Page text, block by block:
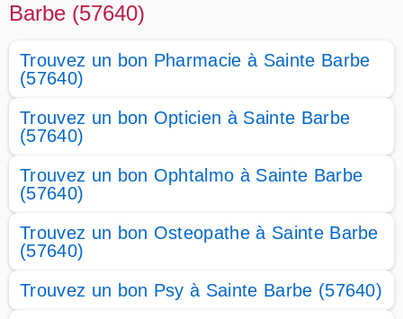
Barbe (57640)
Trouvez un bon Pharmacie à Sainte Barbe
(57640)
Trouvez un bon Opticien à Sainte Barbe
(57640)
Trouvez un bon Ophtalmo à Sainte Barbe
(57640)
Trouvez un bon Osteopathe à Sainte Barbe
(57640)
Trouvez un bon Psy à Sainte Barbe (57640)